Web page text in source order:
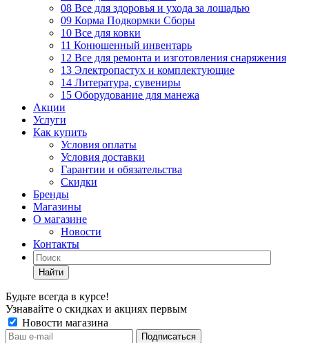
08 Все для здоровья и ухода за лошадью
09 Корма Подкормки Сборы
10 Все для ковки
11 Конюшенный инвентарь
12 Все для ремонта и изготовления снаряжения
13 Электропастух и комплектующие
14 Литература, сувениры
15 Оборудование для манежа
Акции
Услуги
Как купить
Условия оплаты
Условия доставки
Гарантии и обязательства
Скидки
Бренды
Магазины
О магазине
Новости
Контакты
Найти
Будьте всегда в курсе!
Узнавайте о скидках и акциях первым
Новости магазина